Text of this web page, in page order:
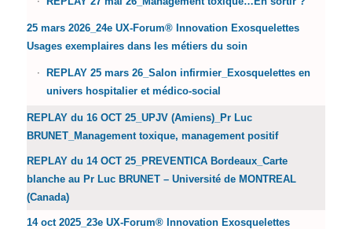
25 mars 2026_24e UX-Forum® Innovation Exosquelettes
Usages exemplaires dans les métiers du soin
REPLAY 25 mars 26_Salon infirmier_Exosquelettes en
univers hospitalier et médico-social
REPLAY du 16 OCT 25_UPJV (Amiens)_Pr Luc
BRUNET_Management toxique, management positif
REPLAY du 14 OCT 25_PREVENTICA Bordeaux_Carte
blanche au Pr Luc BRUNET – Université de MONTREAL
(Canada)
14 oct 2025_23e UX-Forum® Innovation Exosquelettes